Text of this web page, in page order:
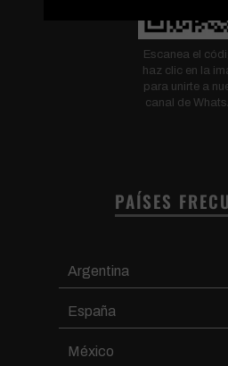
Escanea el
haz clic en la
para unirte a
canal de
PAÍSES
Argentina
España
México